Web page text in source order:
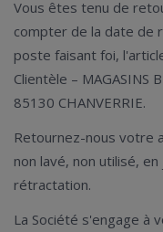
Vous êtes tenu de
compter de la date de
poste faisant foi,
Clientèle – MAGASINS
85130 CHANVERRIE.
Retournez-nous votre
non lavé, non utilisé,
rétractation.
La Société s'engage à